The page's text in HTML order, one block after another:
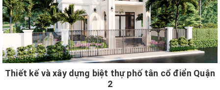
Thiết kế và xây dựng biệt thự phố tân cổ điển Quận
2